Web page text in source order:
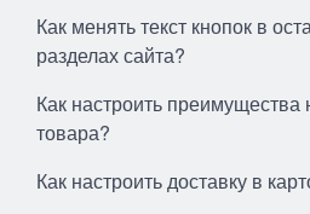
Как менять текст кнопок в
разделах сайта?
Как настроить преимущества
товара?
Как настроить доставку в